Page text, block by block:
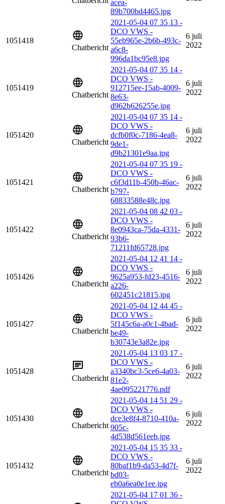
acea-
89b700bd4465.jpg
1051418
Chatbericht
2021-05-04 07 35 13 -
DCO VWS -
55eb965e-2b6b-493c-
a6c8-
996da1bc95e8.jpg
6 juli
2022
1051419
Chatbericht
2021-05-04 07 35 14 -
DCO VWS -
912715ee-15ab-4009-
8e63-
d962b626255e.jpg
6 juli
2022
1051420
Chatbericht
2021-05-04 07 35 14 -
DCO VWS -
dcfb0f0c-7186-4ea8-
9de1-
d9b21301e9aa.jpg
6 juli
2022
1051421
Chatbericht
2021-05-04 07 35 19 -
DCO VWS -
c6f3d11b-450b-46ac-
b797-
68833588e48c.jpg
6 juli
2022
1051422
Chatbericht
2021-05-04 08 42 03 -
DCO VWS -
8e0943ca-75da-4331-
93b6-
71211fd65728.jpg
6 juli
2022
1051426
Chatbericht
2021-05-04 12 41 14 -
DCO VWS -
9625a953-fd23-4516-
a226-
602451c21815.jpg
6 juli
2022
1051427
Chatbericht
2021-05-04 12 44 45 -
DCO VWS -
5f145c6a-a0c1-4bad-
be49-
b30743e3a82e.jpg
6 juli
2022
1051428
Chatbericht
2021-05-04 13 03 17 -
DCO VWS -
a3340bc3-5ce6-4a03-
81e2-
4ae095221776.pdf
6 juli
2022
1051430
Chatbericht
2021-05-04 14 51 29 -
DCO VWS -
dce3e8f4-8710-410a-
905c-
4d538d561eeb.jpg
6 juli
2022
1051432
Chatbericht
2021-05-04 15 35 33 -
DCO VWS -
80baf1b9-da53-4d7f-
bd03-
eb0a6ea0e1ee.jpg
6 juli
2022
2021-05-04 17 01 36 -